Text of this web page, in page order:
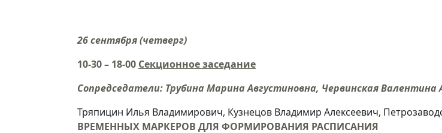
26 сентября (четверг)
10-30 – 18-00 Секционное заседание
Сопредседатели: Трубина Марина Августиновна, Червинская Валентина
Тряпицин Илья Владимирович, Кузнецов Владимир Алексеевич,
ВРЕМЕННЫХ МАРКЕРОВ ДЛЯ ФОРМИРОВАНИЯ РАСПИСАНИЯ